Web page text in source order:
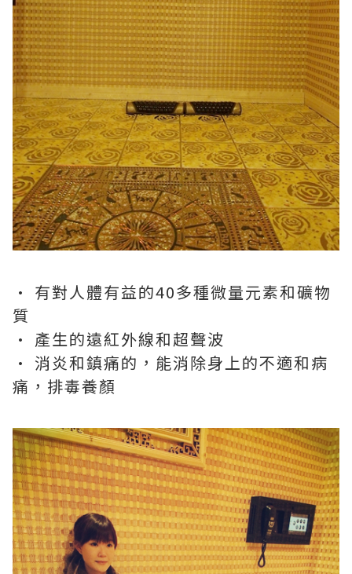
· 有對人體有益的40多種微量元素和礦物
質
· 產生的遠紅外線和超聲波
· 消炎和鎮痛的，能消除身上的不適和病
痛，排毒養顏